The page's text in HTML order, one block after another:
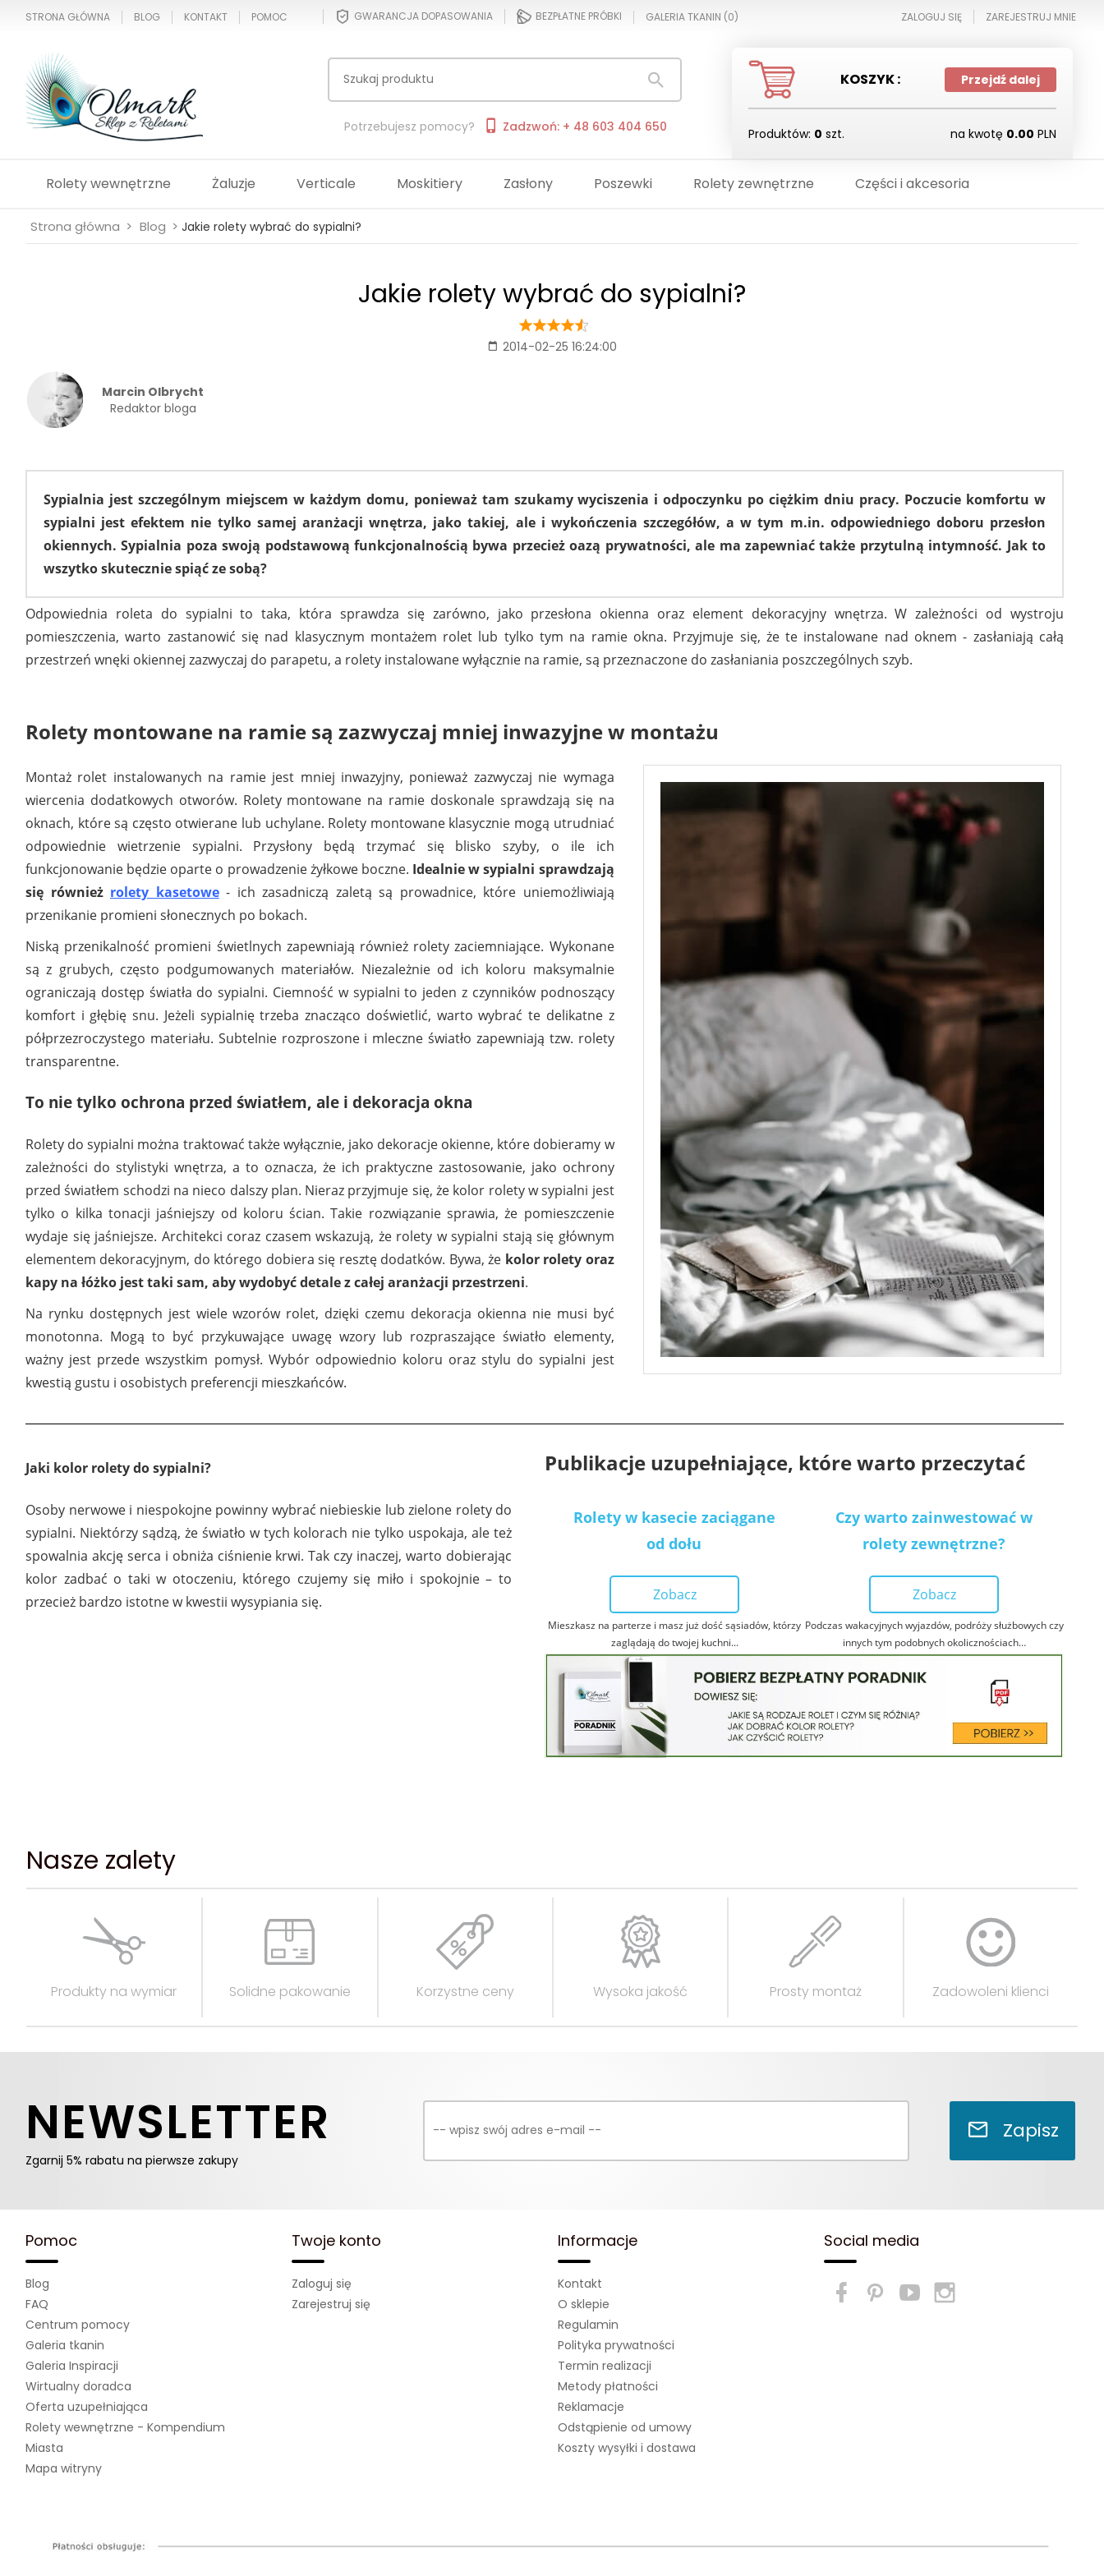
STRONA GŁÓWNA BLOG KONTAKT POMOC GWARANCJA DOPASOWANIA BEZPŁATNE PRÓBKI GALERIA TKANIN (0) ZALOGUJ SIĘ ZAREJESTRUJ MNIE
Potrzebujesz pomocy? Zadzwoń: + 48 603 404 650
KOSZYK : Przejdź dalej
Produktów: 0 szt. na kwotę 0.00 PLN
Rolety wewnętrzne Żaluzje Verticale Moskitiery Zasłony Poszewki Rolety zewnętrzne Części i akcesoria
Strona główna Blog Jakie rolety wybrać do sypialni?
Jakie rolety wybrać do sypialni?
2014-02-25 16:24:00
Marcin Olbrycht
Redaktor bloga
Sypialnia jest szczególnym miejscem w każdym domu, ponieważ tam szukamy wyciszenia i odpoczynku po ciężkim dniu pracy. Poczucie komfortu w
sypialni jest efektem nie tylko samej aranżacji wnętrza, jako takiej, ale i wykończenia szczegółów, a w tym m.in. odpowiedniego doboru przesłon
okiennych. Sypialnia poza swoją podstawową funkcjonalnością bywa przecież oazą prywatności, ale ma zapewniać także przytulną intymność. Jak to
wszytko skutecznie spiąć ze sobą?
Odpowiednia roleta do sypialni to taka, która sprawdza się zarówno, jako przesłona okienna oraz element dekoracyjny wnętrza. W zależności od wystroju
pomieszczenia, warto zastanowić się nad klasycznym montażem rolet lub tylko tym na ramie okna. Przyjmuje się, że te instalowane nad oknem - zasłaniają całą
przestrzeń wnęki okiennej zazwyczaj do parapetu, a rolety instalowane wyłącznie na ramie, są przeznaczone do zasłaniania poszczególnych szyb.
Rolety montowane na ramie są zazwyczaj mniej inwazyjne w montażu
Montaż rolet instalowanych na ramie jest mniej inwazyjny, ponieważ zazwyczaj nie wymaga
wiercenia dodatkowych otworów. Rolety montowane na ramie doskonale sprawdzają się na
oknach, które są często otwierane lub uchylane. Rolety montowane klasycznie mogą utrudniać
odpowiednie wietrzenie sypialni. Przysłony będą trzymać się blisko szyby, o ile ich
funkcjonowanie będzie oparte o prowadzenie żyłkowe boczne. Idealnie w sypialni sprawdzają
się również rolety kasetowe- ich zasadniczą zaletą są prowadnice, które uniemożliwiają
przenikanie promieni słonecznych po bokach.
Niską przenikalność promieni świetlnych zapewniają również rolety zaciemniające. Wykonane
są z grubych, często podgumowanych materiałów. Niezależnie od ich koloru maksymalnie
ograniczają dostęp światła do sypialni. Ciemność w sypialni to jeden z czynników podnoszący
komfort i głębię snu. Jeżeli sypialnię trzeba znacząco doświetlić, warto wybrać te delikatne z
półprzezroczystego materiału. Subtelnie rozproszone i mleczne światło zapewniają tzw. rolety
transparentne.
To nie tylko ochrona przed światłem, ale i dekoracja okna
Rolety do sypialni można traktować także wyłącznie, jako dekoracje okienne, które dobieramy w
zależności do stylistyki wnętrza, a to oznacza, że ich praktyczne zastosowanie, jako ochrony
przed światłem schodzi na nieco dalszy plan. Nieraz przyjmuje się, że kolor rolety w sypialni jest
tylko o kilka tonacji jaśniejszy od koloru ścian. Takie rozwiązanie sprawia, że pomieszczenie
wydaje się jaśniejsze. Architekci coraz czasem wskazują, że rolety w sypialni stają się głównym
elementem dekoracyjnym, do którego dobiera się resztę dodatków. Bywa, że kolor rolety oraz
kapy na łóżko jest taki sam, aby wydobyć detale z całej aranżacji przestrzeni.
Na rynku dostępnych jest wiele wzorów rolet, dzięki czemu dekoracja okienna nie musi być
monotonna. Mogą to być przykuwające uwagę wzory lub rozpraszające światło elementy,
ważny jest przede wszystkim pomysł. Wybór odpowiednio koloru oraz stylu do sypialni jest
kwestią gustu i osobistych preferencji mieszkańców.
Jaki kolor rolety do sypialni?
Osoby nerwowe i niespokojne powinny wybrać niebieskie lub zielone rolety do
sypialni. Niektórzy sądzą, że światło w tych kolorach nie tylko uspokaja, ale też
spowalnia akcję serca i obniża ciśnienie krwi. Tak czy inaczej, warto dobierając
kolor zadbać o taki w otoczeniu, którego czujemy się miło i spokojnie – to
przecież bardzo istotne w kwestii wysypiania się.
Publikacje uzupełniające, które warto przeczytać
Rolety w kasecie zaciągane
od dołu
Zobacz
Mieszkasz na parterze i masz już dość sąsiadów, którzy
zaglądają do twojej kuchni...
Czy warto zainwestować w
rolety zewnętrzne?
Zobacz
Podczas wakacyjnych wyjazdów, podróży służbowych czy
innych tym podobnych okolicznościach…
Nasze zalety
Produkty na wymiar Solidne pakowanie Korzystne ceny Wysoka jakość Prosty montaż Zadowoleni klienci
NEWSLETTER
Zgarnij 5% rabatu na pierwsze zakupy
Zapisz
Pomoc
Blog
Mapa witryny
FAQ
Centrum pomocy
Galeria tkanin
Galeria Inspiracji
Wirtualny doradca
Oferta uzupełniająca
Rolety wewnętrzne - Kompendium
Miasta
Twoje konto
Zaloguj się
Zarejestruj się
Informacje
Kontakt
O sklepie
Regulamin
Polityka prywatności
Termin realizacji
Metody płatności
Reklamacje
Odstąpienie od umowy
Koszty wysyłki i dostawa
Social media